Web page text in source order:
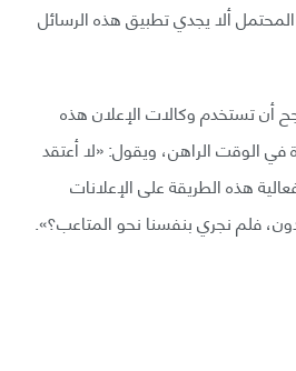
ألا يجدي تطبيق هذه الرسائل
أن تستخدم وكالات الإعلان هذه
في الوقت الراهن، ويقول: «لا أعتقد
هذه الطريقة على الإعلانات
فلم نجري بنفسنا نحو المتاعب؟».